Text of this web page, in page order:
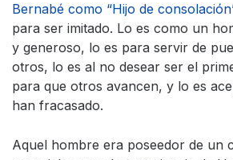
Bernabé como “Hijo de
para ser imitado. Lo es como un
y generoso, lo es para servir de
otros, lo es al no desear ser el
para que otros avancen, y lo es
han fracasado.
Aquel hombre era poseedor de un